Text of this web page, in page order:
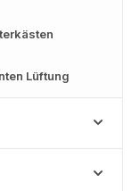
Lüftung